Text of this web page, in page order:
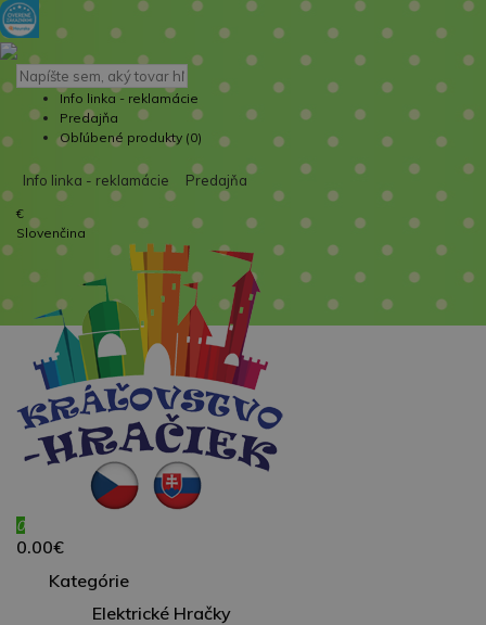
Info linka - reklamácie
Predajňa
Obľúbené produkty (0)
Info linka - reklamácie Predajňa
€
Slovenčina
0
0.00€
Kategórie
Elektrické Hračky